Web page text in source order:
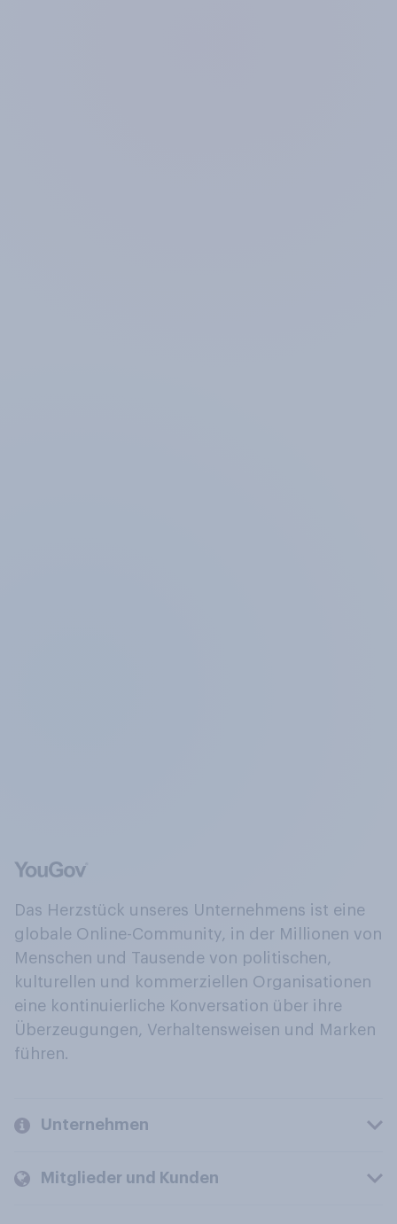
Das Herzstück unseres Unternehmens ist eine
globale Online-Community, in der Millionen von
Menschen und Tausende von politischen,
kulturellen und kommerziellen Organisationen
eine kontinuierliche Konversation über ihre
Überzeugungen, Verhaltensweisen und Marken
führen.
Unternehmen
Mitglieder und Kunden